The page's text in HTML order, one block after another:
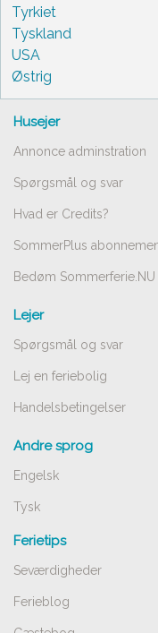
Tyrkiet
Tyskland
USA
Østrig
Husejer
Annonce adminstration
Spørgsmål og svar
Hvad er Credits?
SommerPlus
Bedøm
Lejer
Spørgsmål og svar
Lej en feriebolig
Handelsbetingelser
Andre sprog
Engelsk
Tysk
Ferietips
Seværdigheder
Ferieblog